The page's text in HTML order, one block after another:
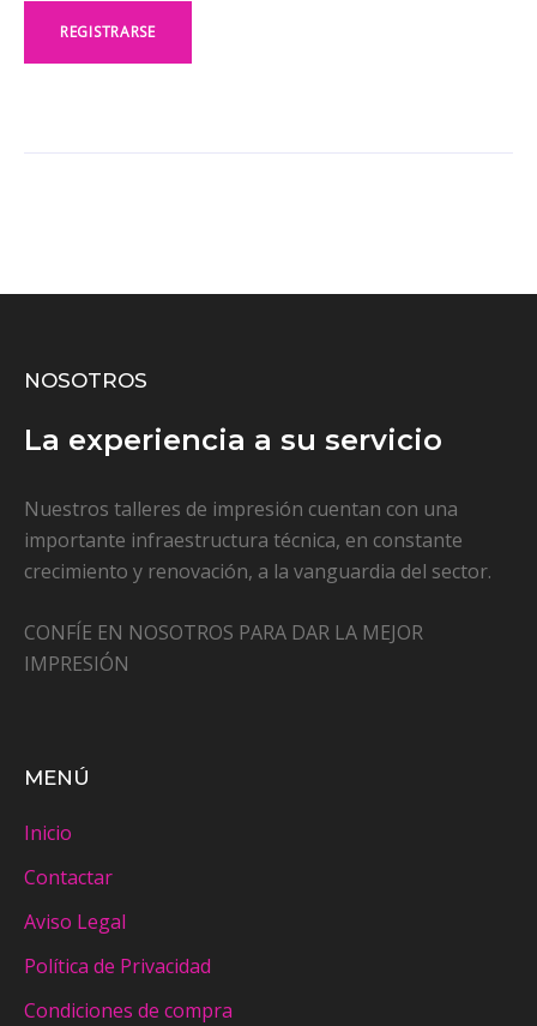
REGISTRARSE
NOSOTROS
La experiencia a su servicio
Nuestros talleres de impresión cuentan con una
importante infraestructura técnica, en constante
crecimiento y renovación, a la vanguardia del sector.
CONFÍE EN NOSOTROS PARA DAR LA MEJOR
IMPRESIÓN
MENÚ
Inicio
Contactar
Aviso Legal
Política de Privacidad
Condiciones de compra